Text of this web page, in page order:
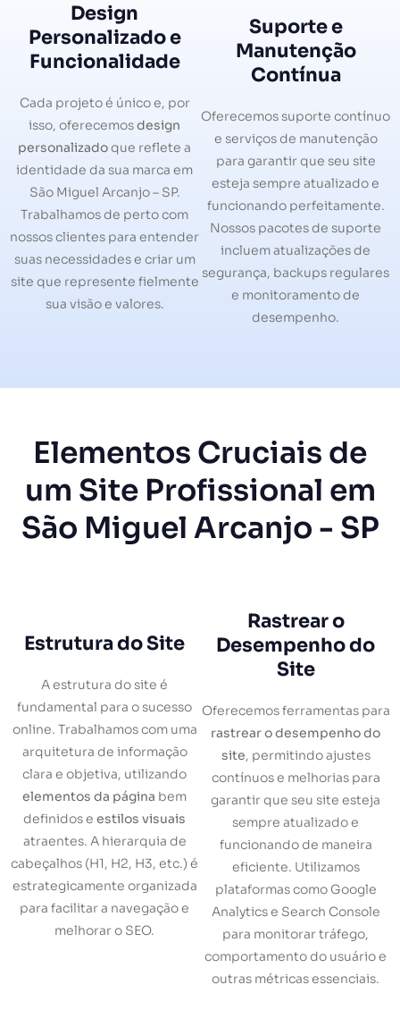
Design
Personalizado e
Funcionalidade
Cada projeto é único e, por
isso, oferecemosdesign
personalizadoque reflete a
identidade da sua marca em
São Miguel Arcanjo – SP.
Trabalhamos de perto com
nossos clientes para entender
suas necessidades e criar um
site que represente fielmente
sua visão e valores.
Suporte e
Manutenção
Contínua
Oferecemos suporte contínuo
e serviços de manutenção
para garantir que seu site
esteja sempre atualizado e
funcionando perfeitamente.
Nossos pacotes de suporte
incluem atualizações de
segurança, backups regulares
e monitoramento de
desempenho.
Elementos Cruciais de
um Site Profissional em
São Miguel Arcanjo - SP
Estrutura do Site
A estrutura do site é
fundamental para o sucesso
online. Trabalhamos com uma
arquitetura de informação
clara e objetiva, utilizando
elementos da página bem
definidos e estilos visuais
atraentes. A hierarquia de
cabeçalhos (H1, H2, H3, etc.) é
estrategicamente organizada
para facilitar a navegação e
melhorar o SEO.
Rastrear o
Desempenho do
Site
Oferecemos ferramentas para
rastrear o desempenho do
site, permitindo ajustes
contínuos e melhorias para
garantir que seu site esteja
sempre atualizado e
funcionando de maneira
eficiente. Utilizamos
plataformas como Google
Analytics e Search Console
para monitorar tráfego,
comportamento do usuário e
outras métricas essenciais.